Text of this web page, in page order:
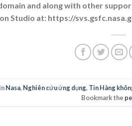
and along with other
Studio at: https://
Nasa, Nghiên cứu ứng dụng, Tin Hàng
Bookmark the